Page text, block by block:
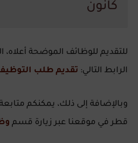
كانون
للتقديم للوظائف الموضحة
الرابط التالي: تقديم طلب
وبالإضافة إلى ذلك، يمكنكم
قطر في موقعنا عبر زيارة قسم